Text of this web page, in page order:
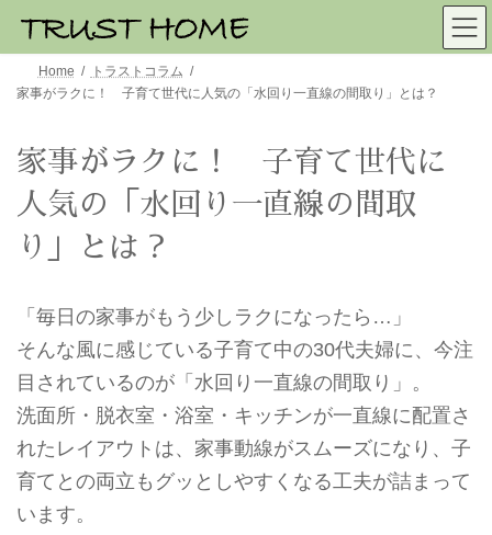
Home
トラストコラム
家事がラクに！ 子育て世代に人気の「水回り一直線の間取り」とは？
家事がラクに！ 子育て世代に
人気の「水回り一直線の間取
り」とは？
「毎日の家事がもう少しラクになったら…」
そんな風に感じている子育て中の30代夫婦に、今注
目されているのが「水回り一直線の間取り」。
洗面所・脱衣室・浴室・キッチンが一直線に配置さ
れたレイアウトは、家事動線がスムーズになり、子
育てとの両立もグッとしやすくなる工夫が詰まって
います。